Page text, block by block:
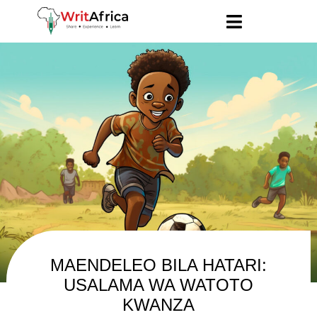
MAENDELEO BILA HATARI:
USALAMA WA WATOTO
KWANZA